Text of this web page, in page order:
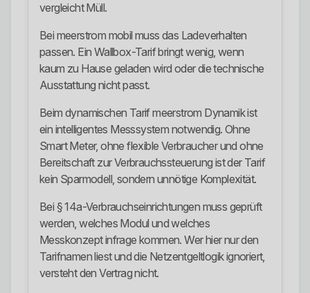
vergleicht Müll.
Bei meerstrom mobil muss das Ladeverhalten
passen. Ein Wallbox-Tarif bringt wenig, wenn
kaum zu Hause geladen wird oder die technische
Ausstattung nicht passt.
Beim dynamischen Tarif meerstrom Dynamik ist
ein intelligentes Messsystem notwendig. Ohne
Smart Meter, ohne flexible Verbraucher und ohne
Bereitschaft zur Verbrauchssteuerung ist der Tarif
kein Sparmodell, sondern unnötige Komplexität.
Bei § 14a-Verbrauchseinrichtungen muss geprüft
werden, welches Modul und welches
Messkonzept infrage kommen. Wer hier nur den
Tarifnamen liest und die Netzentgeltlogik ignoriert,
versteht den Vertrag nicht.